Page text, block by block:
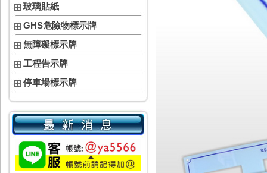
玻璃貼紙
GHS危險物標示牌
無障礙標示牌
工程告示牌
停車場標示牌